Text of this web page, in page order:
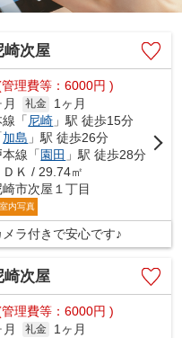
崎次屋
理費等：6000円 )
礼金
1ヶ月
「 尼崎 」駅 徒歩15分
加島 」駅 徒歩26分
線「園田 」駅 徒歩28分
Ｋ / 29.74㎡
市次屋１丁目
室内写真
ラ付きで安心です♪
崎次屋
理費等：6000円 )
礼金
1ヶ月